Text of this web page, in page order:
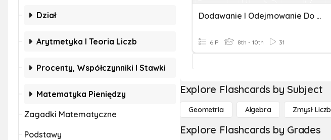
Dział
Arytmetyka I Teoria Liczb
Procenty, Współczynniki I Stawki
Matematyka Pieniędzy
Zagadki Matematyczne
Podstawy
Dodawanie I Odejmowanie Do 20
6 P 8th - 10th 31
Explore Flashcards by Subject
Geometria Algebra Zmysł Liczb
Explore Flashcards by Grades